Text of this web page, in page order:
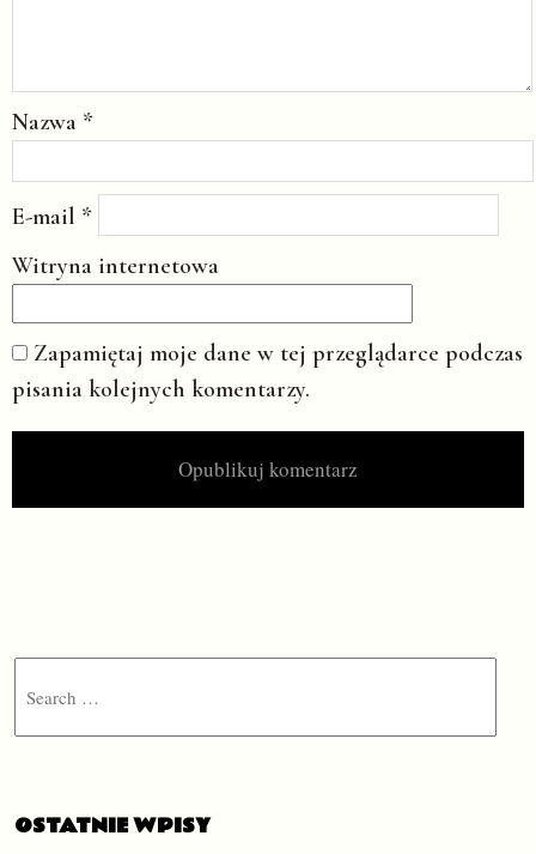
Nazwa *
E-mail *
Witryna internetowa
Zapamiętaj moje dane w tej przeglądarce podczas
pisania kolejnych komentarzy.
OSTATNIE WPISY